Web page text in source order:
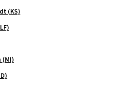
(KS)
(MI)